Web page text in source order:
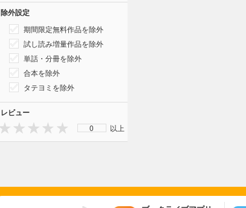
除外設定
期間限定無料作品を除外
試し読み増量作品を除外
単話・分冊を除外
合本を除外
タテヨミを除外
レビュー
0 以上